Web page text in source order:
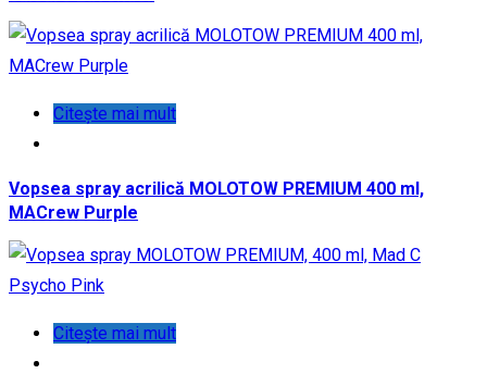
Citește mai mult
Vopsea spray acrilică MOLOTOW PREMIUM 400 ml,
MACrew Purple
Citește mai mult